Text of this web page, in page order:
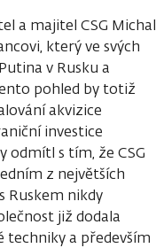
a majitel CSG Michal
který ve svých
v Rusku a
pohled by totiž
akvizice
investice
odmítl s tím, že CSG
z největších
Ruskem nikdy
již dodala
techniky a především